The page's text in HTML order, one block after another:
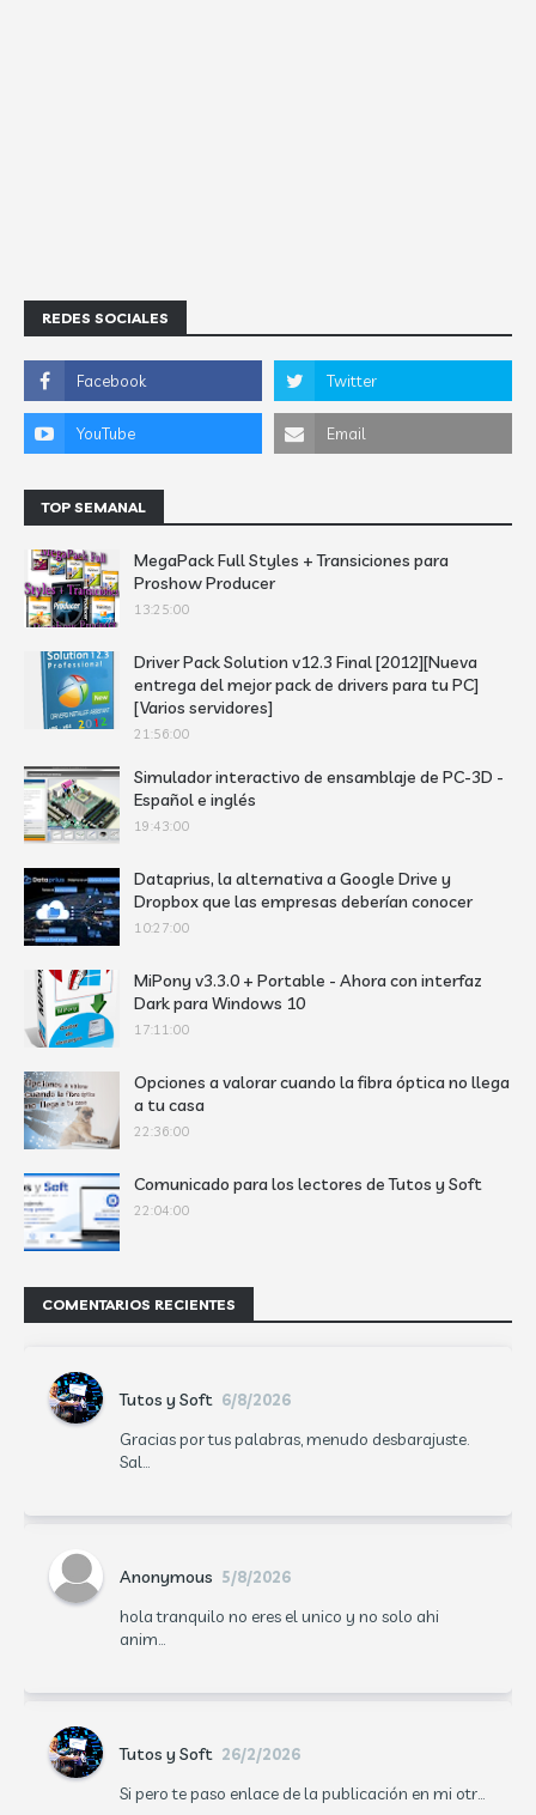
REDES SOCIALES
TOP SEMANAL
MegaPack Full Styles + Transiciones para
Proshow Producer
13:25:00
Driver Pack Solution v12.3 Final [2012][Nueva
entrega del mejor pack de drivers para tu PC]
[Varios servidores]
21:56:00
Simulador interactivo de ensamblaje de PC-3D -
Español e inglés
19:43:00
Dataprius, la alternativa a Google Drive y
Dropbox que las empresas deberían conocer
10:27:00
MiPony v3.3.0 + Portable - Ahora con interfaz
Dark para Windows 10
17:11:00
Opciones a valorar cuando la fibra óptica no llega
a tu casa
22:36:00
Comunicado para los lectores de Tutos y Soft
22:04:00
COMENTARIOS RECIENTES
Tutos y Soft 6/8/2026
Gracias por tus palabras, menudo desbarajuste.
Sal...
Anonymous 5/8/2026
hola tranquilo no eres el unico y no solo ahi
anim...
Tutos y Soft 26/2/2026
Si pero te paso enlace de la publicación en mi otr...